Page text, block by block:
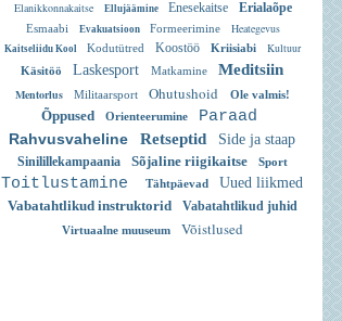
Elanikkonnakaitse Ellujäämine Enesekaitse Erialaõpe
Esmaabi Evakuatsioon Formeerimine Heategevus
Kaitseliidu Kool Kodutütred Koostöö Kriisiabi Kultuur
Käsitöö Laskesport Matkamine Meditsiin
Mentorlus Militaarsport Ohutushoid Ole valmis!
Õppused Orienteerumine Paraad
Rahvusvaheline Retseptid Side ja staap
Sinilillekampaania Sõjaline riigikaitse Sport
Toitlustamine Tähtpäevad
Uued liikmed
Vabatahtlikud instruktorid
Vabatahtlikud juhid
Virtuaalne muuseum Võistlused